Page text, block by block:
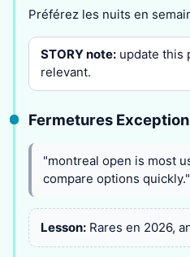
Préférez les nuits en
STORY note:update this
relevant.
Fermetures
"montreal open is most
compare options quickly."
Lesson:Rares en 2026,